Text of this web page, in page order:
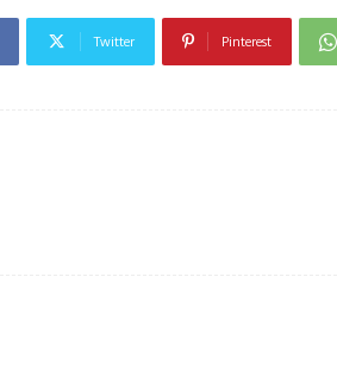
Twitter Pinterest